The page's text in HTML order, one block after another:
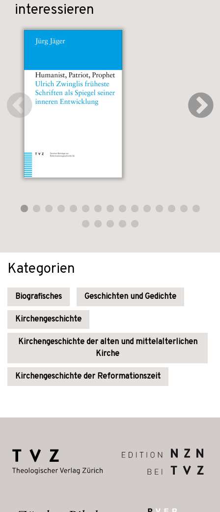
interessieren
Kategorien
Biografisches Geschichten und Gedichte
Kirchengeschichte
Kirchengeschichte der alten und mittelalterlichen
Kirche
Kirchengeschichte der Reformationszeit